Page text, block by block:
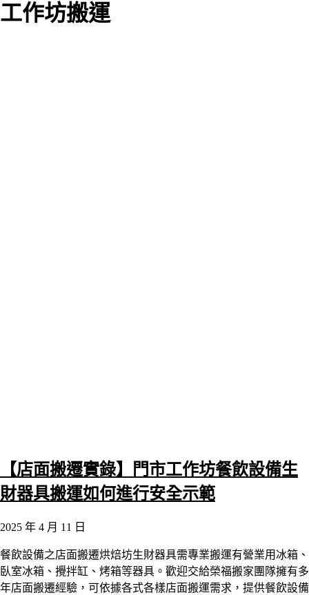
工作坊搬運
【店面搬遷實錄】門市工作坊餐飲設備生
財器具搬運如何進行安全示範
2025 年 4 月 11 日
餐飲設備之店面搬遷烘焙坊生財器具需專業搬運有營業用冰箱、
臥室冰箱、攪拌缸、烤箱等器具。歡迎交給榮福搬家團隊擁有多
年店面搬遷經驗，可依據各式各樣店面搬運需求，提供餐飲設備